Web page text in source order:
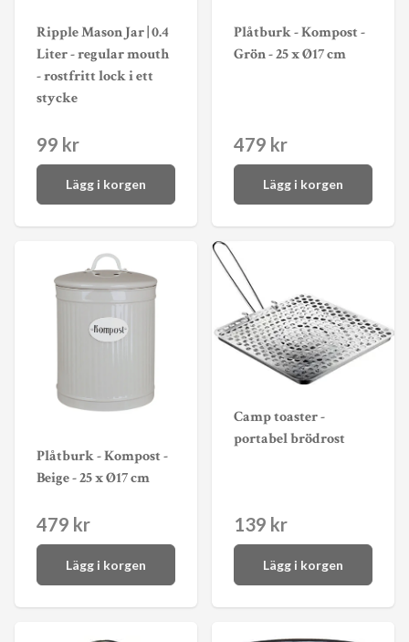
Ripple Mason Jar | 0.4
Liter - regular mouth
- rostfritt lock i ett
stycke
99 kr
Lägg i korgen
Plåtburk - Kompost -
Grön - 25 x Ø17 cm
479 kr
Lägg i korgen
Plåtburk - Kompost -
Beige - 25 x Ø17 cm
479 kr
Lägg i korgen
Camp toaster -
portabel brödrost
139 kr
Lägg i korgen